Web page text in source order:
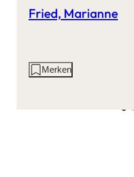
Fried, Marianne
AktionenMerken